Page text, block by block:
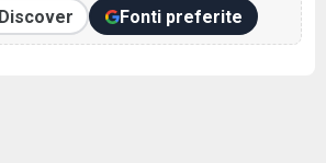
Discover Fonti preferite